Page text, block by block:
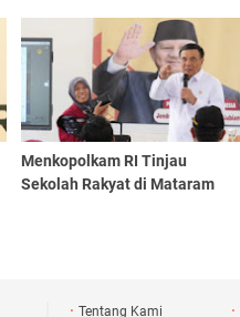
Menkopolkam RI Tinjau
Sekolah Rakyat di Mataram
Tentang Kami